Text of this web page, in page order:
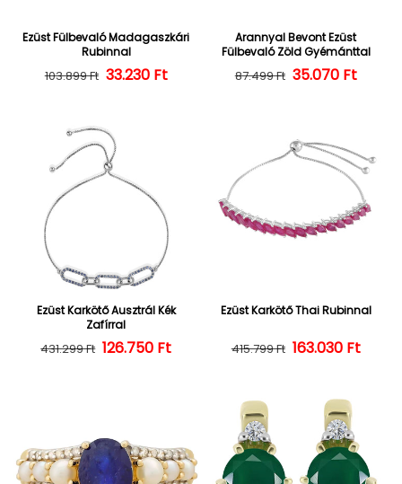
Ezüst Fülbevaló Madagaszkári
Rubinnal
Normál ár
103.899 Ft Kedvezményes ár
33.230 Ft
Arannyal Bevont Ezüst
Fülbevaló Zöld Gyémánttal
Normál ár
87.499 Ft 35.070 Ft
Ezüst Karkötő Ausztrál Kék
Zafírral
Normál ár
431.299 Ft Kedvezményes ár
126.750 Ft
Ezüst Karkötő Thai Rubinnal
Normál ár
415.799 Ft 163.030 Ft